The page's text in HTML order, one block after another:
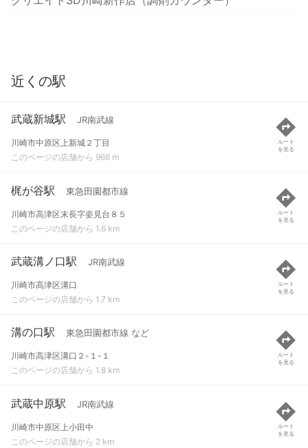
近くの駅
武蔵新城駅 JR南武線
川崎市中原区上新城２丁目
このページの店舗から 966 m
ルート
を見る
梶が谷駅 東急田園都市線
川崎市高津区末長字姿見台８５
このページの店舗から 1.6 km
ルート
を見る
武蔵溝ノ口駅 JR南武線
川崎市高津区溝口
このページの店舗から 1.7 km
ルート
を見る
溝の口駅 東急田園都市線 など
川崎市高津区溝口２-１-１
このページの店舗から 1.8 km
ルート
を見る
武蔵中原駅 JR南武線
川崎市中原区上小田中
このページの店舗から 2 km
ルート
を見る